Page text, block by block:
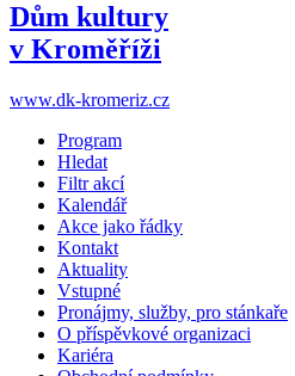
Dům kultury
v Kroměříži
www.dk-kromeriz.cz
Program
Hledat
Filtr akcí
Kalendář
Akce jako řádky
Kontakt
Aktuality
Vstupné
Pronájmy, služby, pro stánkaře
O příspěvkové organizaci
Kariéra